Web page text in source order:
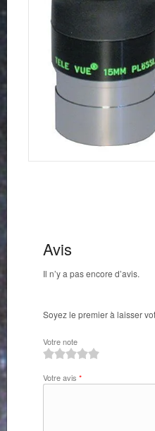
Avis
Il n’y a pas encore d’avis.
Soyez le premier à laisser
Votre note
Votre avis *